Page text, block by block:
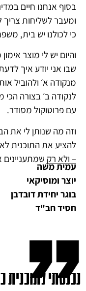
בסוף אנחנו חיים
ומעבר לשליחות
כי לכולנו יש בית,
והיום יש לי מוצר
שבו אני יודע איך
מנקודה א׳ ולהוביל
לנקודה ב׳ בצורה הכי
עם פרוטוקול מסודר.
וזה מה שנותן לי את
להציע את התוכנית
– ולא רק
עמית משה
יוצר ומוסיקאי
בוגר יחידת דובדבן
חסיד חב"ד
נכנסתי